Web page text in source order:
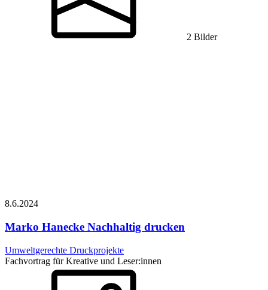
2 Bilder
8.6.2024
Marko Hanecke Nachhaltig drucken
Umweltgerechte Druckprojekte
Fachvortrag für Kreative und Leser:innen